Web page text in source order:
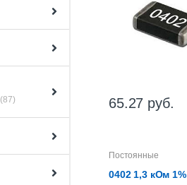
(87) 65.27 руб.
Постоянные
0402 1,3 кОм 1%